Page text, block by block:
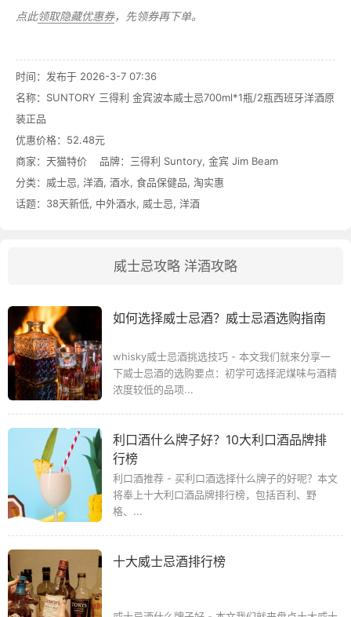
点此领取隐藏优惠券，先领券再下单。
时间：发布于 2026-3-7 07:36
名称： SUNTORY 三得利 金宾波本威士忌700ml*1瓶/2瓶西班牙洋酒原
装正品
优惠价格： 52.48元
商家： 天猫特价 品牌： 三得利 Suntory, 金宾 Jim Beam
分类： 威士忌, 洋酒, 酒水, 食品保健品, 淘实惠
话题： 38天新低, 中外酒水, 威士忌, 洋酒
威士忌攻略 洋酒攻略
如何选择威士忌酒？威士忌酒选购指南
whisky威士忌酒挑选技巧 - 本文我们就来分享一
下威士忌酒的选购要点：初学可选择泥煤味与酒精
浓度较低的品项...
利口酒什么牌子好？10大利口酒品牌排
行榜
利口酒推荐 - 买利口酒选择什么牌子的好呢？本文
将奉上十大利口酒品牌排行榜，包括百利、野
格、...
十大威士忌酒排行榜